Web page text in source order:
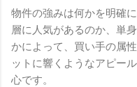
物件の強みは何かを明確
層に人気があるのか、単
かによって、買い手の属
ットに響くようなアピー
心です。